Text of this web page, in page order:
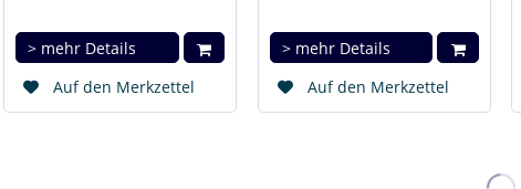
> mehr Details
Auf den Merkzettel
> mehr Details
Auf den Merkzettel